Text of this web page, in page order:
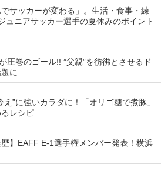
でサッカーが変わる」。生活・食事・練
ュニアサッカー選手の夏休みのポイント
圧巻のゴール!! ”父親”を彷彿とさせるド
に
え”に強いカラダに！「オリゴ糖で煮豚」
レシピ
歴】EAFF E-1選手権メンバー発表！横浜